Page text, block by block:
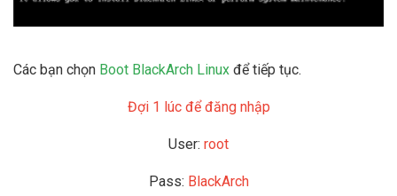
Các bạn chọn Boot BlackArch Linux để tiếp tục.
Đợi 1 lúc để đăng nhập
User: root
Pass: BlackArch